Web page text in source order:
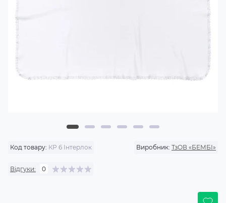
Код товару: КР 6 Інтерлок Виробник: ТзОВ «БЕМБІ»
Відгуки: 0